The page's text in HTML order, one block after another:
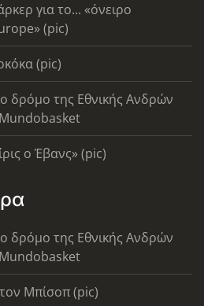
για το... «όνειρο
(pic)
(pic)
δρόμο της Εθνικής Ανδρών
ο Έβανς» (pic)
δρόμο της Εθνικής Ανδρών
Μπίσοπ (pic)